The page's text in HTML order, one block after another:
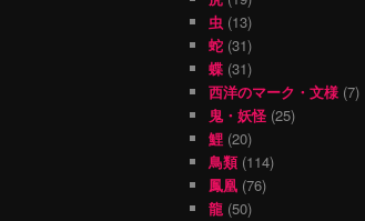
虫 (13)
蛇 (31)
蝶 (31)
西洋のマーク・文様 (7)
鬼・妖怪 (25)
鯉 (20)
鳥類(114)
鳳凰 (76)
龍 (50)